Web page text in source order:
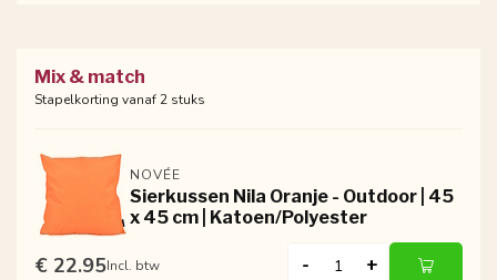
Mix & match
Stapelkorting vanaf 2 stuks
NOVÉE
Sierkussen Nila Oranje - Outdoor | 45
x 45 cm | Katoen/Polyester
€ 22.95Incl. btw - +